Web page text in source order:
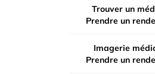
Trouver un
Prendre un
Imagerie
Prendre un